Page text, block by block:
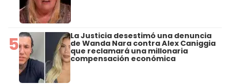
5 La Justicia desestimó una denuncia
de Wanda Nara contra Alex Caniggia
que reclamará una millonaria
compensación económica